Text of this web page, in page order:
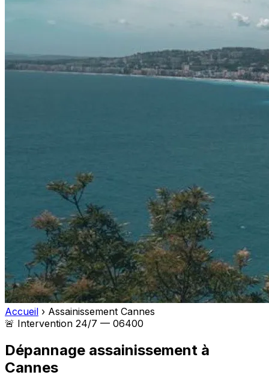
Accueil › Assainissement Cannes
🚨 Intervention 24/7 — 06400
Dépannage assainissement à
Cannes